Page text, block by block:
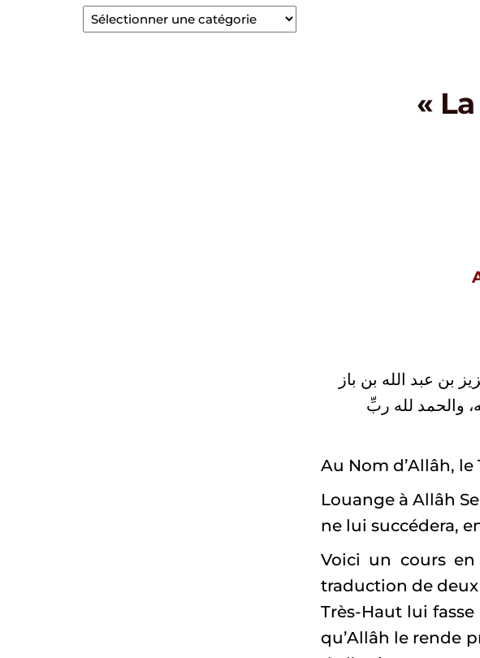
«
بن عبد الله بن باز
والحمد لله ربِّ
Au Nom d’Allâh,
Louange à Allâh
ne lui succédera,
Voici un cours
traduction de deux
Très-Haut lui
qu’Allâh le rende